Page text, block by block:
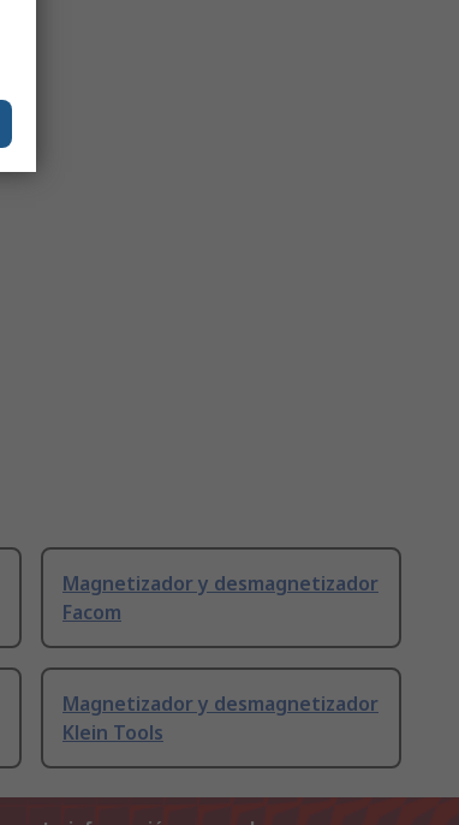
Magnetizador y desmagnetizador
Facom
Magnetizador y desmagnetizador
Klein Tools